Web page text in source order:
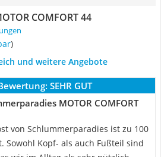
COMFORT 44
)
und weitere Angebote
SEHR GUT
MOTOR COMFORT
von Schlummerparadies ist zu 100
Sowohl Kopf- als auch Fußteil sind